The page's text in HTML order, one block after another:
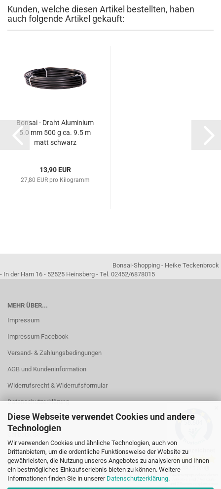
Diese Webseite verwendet Cookies und andere
Technologien
Wir verwenden Cookies und ähnliche Technologien, auch von
Drittanbietern, um die ordentliche Funktionsweise der Website zu
gewährleisten, die Nutzung unseres Angebotes zu analysieren und Ihnen
ein bestmögliches Einkaufserlebnis bieten zu können. Weitere
Informationen finden Sie in unserer Datenschutzerklärung.
Kunden, welche diesen Artikel bestellten, haben
auch folgende Artikel gekauft:
Bonsai - Draht Aluminium
5.0 mm 500 g ca. 9.5 m
matt schwarz
13,90 EUR
27,80 EUR pro Kilogramm
Bonsai-Shopping - Heike Teckenbrock
- In der Ham 16 - 52525 Heinsberg - Tel. 02452/6878015
MEHR ÜBER...
Impressum
Impressum Facebook
Versand- & Zahlungsbedingungen
AGB und Kundeninformation
Widerrufsrecht & Widerrufsformular
Datenschutzerklärung
Kontakt
Callback Service
Öffnungszeiten
Cookie Einstellungen